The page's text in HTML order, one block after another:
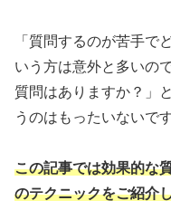
「質問するのが苦手
いう方は意外と多いの
質問はありますか？」
うのはもったいないです
この記事では効果的な
のテクニックをご紹介